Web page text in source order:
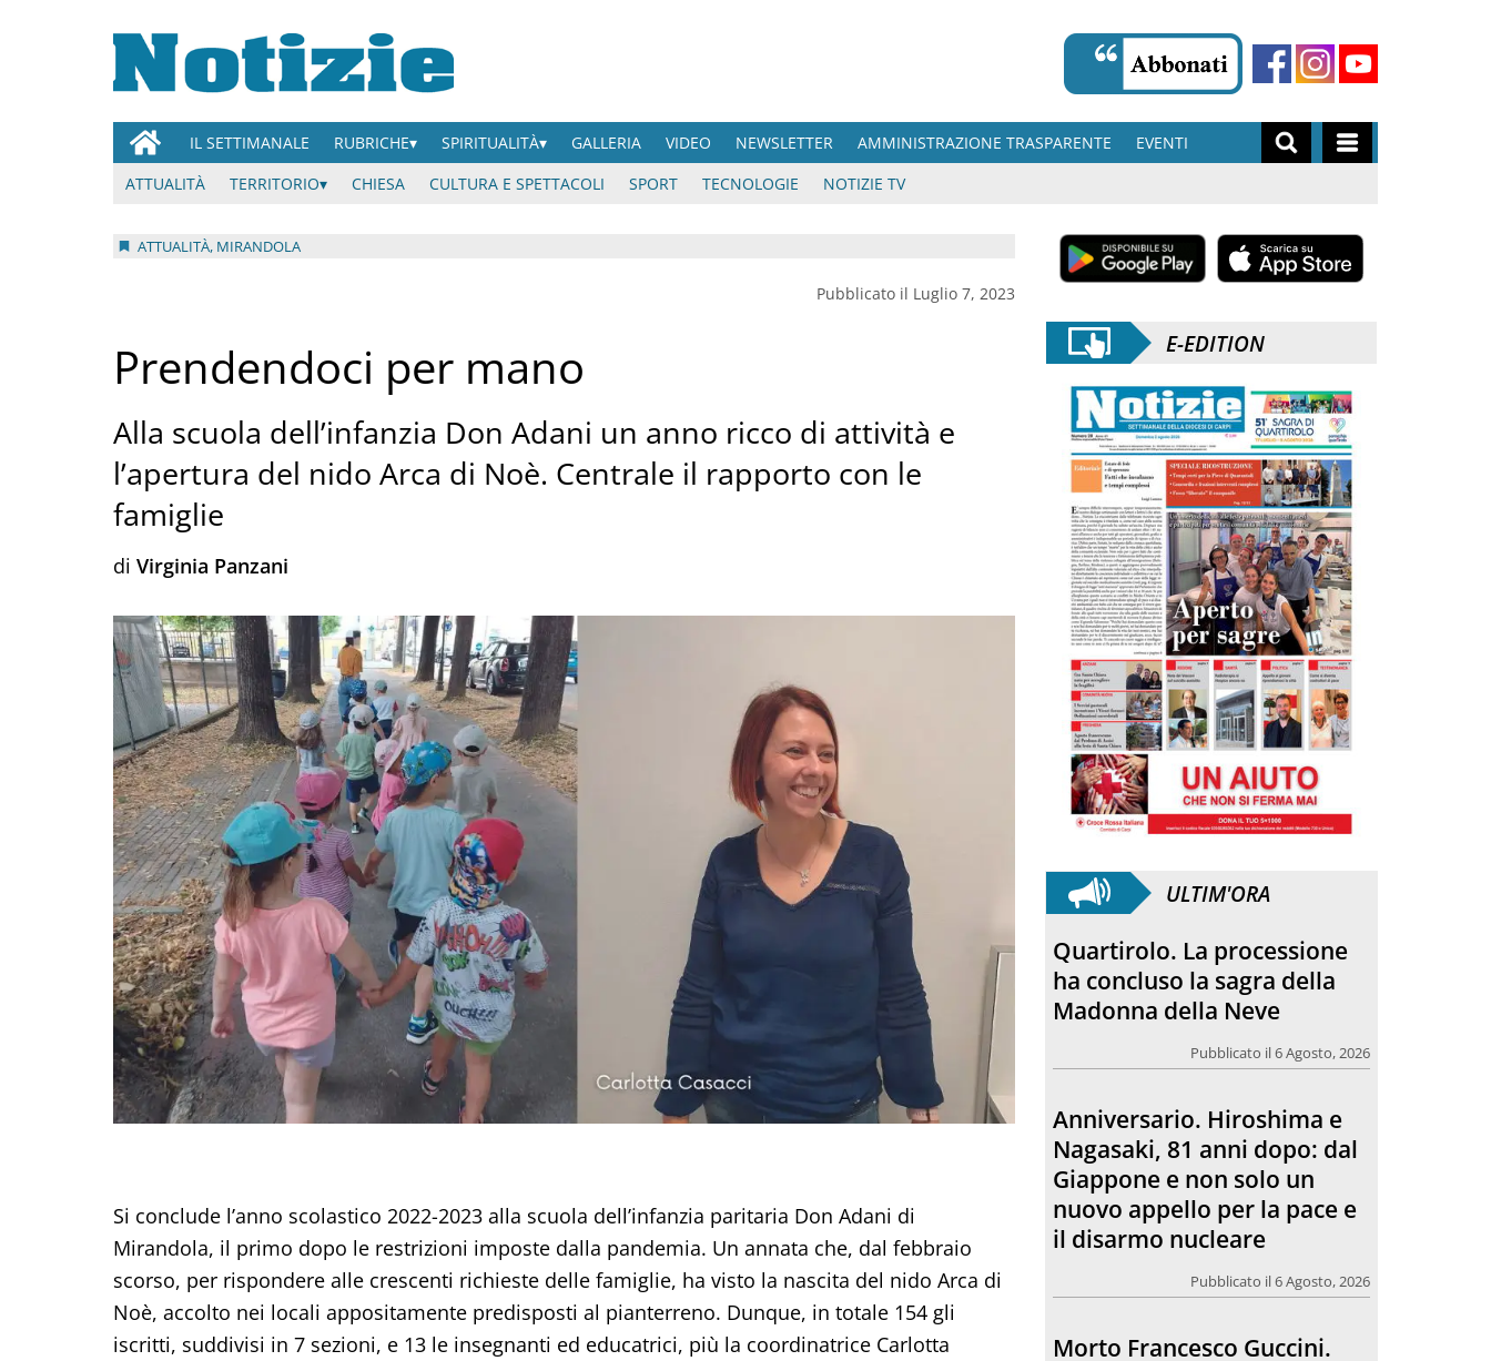
IL SETTIMANALE RUBRICHE SPIRITUALITÀ GALLERIA VIDEO NEWSLETTER AMMINISTRAZIONE TRASPARENTE
EVENTI
ATTUALITÀ
TERRITORIO CHIESA CULTURA E SPETTACOLI SPORT TECNOLOGIE NOTIZIE TV
ATTUALITÀ, MIRANDOLA
Pubblicato il Luglio 7, 2023
Prendendoci per mano
Alla scuola dell’infanzia Don Adani un anno ricco di attività e
l’apertura del nido Arca di Noè. Centrale il rapporto con le
famiglie
di Virginia Panzani
Si conclude l’anno scolastico 2022-2023 alla scuola dell’infanzia paritaria Don Adani di
Mirandola, il primo dopo le restrizioni imposte dalla pandemia. Un annata che, dal febbraio
scorso, per rispondere alle crescenti richieste delle famiglie, ha visto la nascita del nido Arca di
Noè, accolto nei locali appositamente predisposti al pianterreno. Dunque, in totale 154 gli
iscritti, suddivisi in 7 sezioni, e 13 le insegnanti ed educatrici, più la coordinatrice Carlotta
E-EDITION
ULTIM'ORA
Anniversario. Hiroshima e
Nagasaki, 81 anni dopo: dal
Giappone e non solo un
nuovo appello per la pace e
il disarmo nucleare
Pubblicato il 6 Agosto, 2026
Morto Francesco Guccini.
L’amico teologo, “un faro
per molti: coerente fino alla